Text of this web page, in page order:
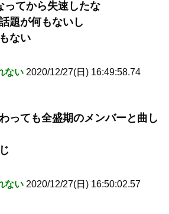
ってから失速したな
題が何もないし
ない
ない 2020/12/27(日) 16:49:58.74
っても全盛期のメンバーと曲し
ない 2020/12/27(日) 16:50:02.57